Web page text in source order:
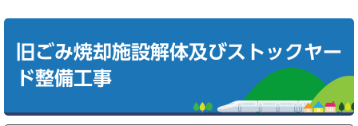
旧ごみ焼却施設解体及びストックヤー
ド整備工事